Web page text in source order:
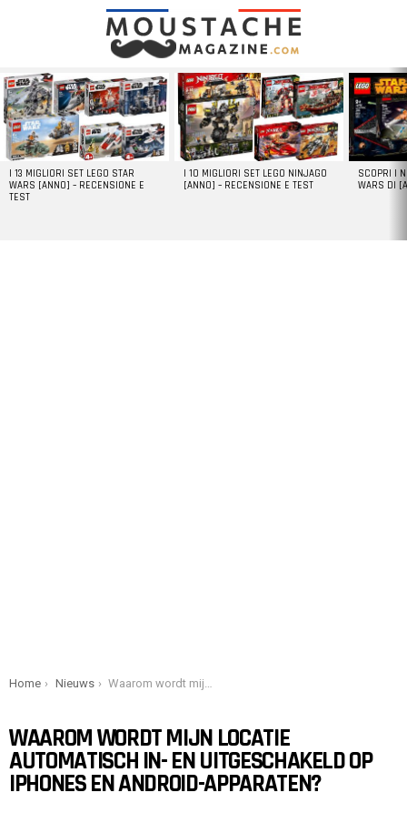
LATEST
STORIES
I 13 MIGLIORI SET LEGO STAR
WARS [ANNO] – RECENSIONE E
TEST
I 10 MIGLIORI SET LEGO NINJAGO
[ANNO] – RECENSIONE E TEST
SCOPRI I
WARS DI
You are here:
Home Nieuws Waarom wordt mijn locatie automatisch in- en uitgeschakeld op iPhones en Android-apparaten?
WAAROM WORDT MIJN LOCATIE
AUTOMATISCH IN- EN UITGESCHAKELD OP
IPHONES EN ANDROID-APPARATEN?